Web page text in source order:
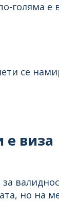
голяма е
се
е виза
но на